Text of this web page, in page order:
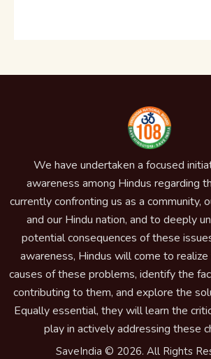
We have undertaken a focused
awareness among Hindus regarding
currently confronting us as a community,
and our Hindu nation, and to deeply
potential consequences of these
awareness, Hindus will come to
causes of these problems, identify the
contributing to them, and explore the
Equally essential, they will learn the
play in actively addressing these
SaveIndia © 2026. All Rights